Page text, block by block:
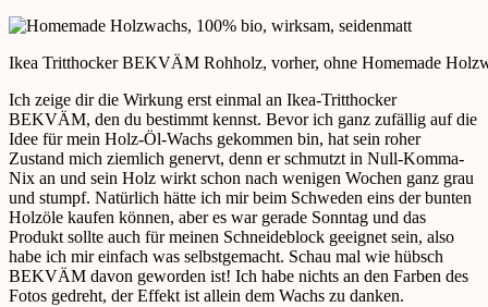
Ikea Tritthocker BEKVÄM Rohholz, vorher, ohne Homemade
Ich zeige dir die Wirkung erst einmal an Ikea-Tritthocker
BEKVÄM, den du bestimmt kennst. Bevor ich ganz zufällig auf die
Idee für mein Holz-Öl-Wachs gekommen bin, hat sein roher
Zustand mich ziemlich genervt, denn er schmutzt in Null-Komma-
Nix an und sein Holz wirkt schon nach wenigen Wochen ganz grau
und stumpf. Natürlich hätte ich mir beim Schweden eins der bunten
Holzöle kaufen können, aber es war gerade Sonntag und das
Produkt sollte auch für meinen Schneideblock geeignet sein, also
habe ich mir einfach was selbstgemacht. Schau mal wie hübsch
BEKVÄM davon geworden ist! Ich habe nichts an den Farben des
Fotos gedreht, der Effekt ist allein dem Wachs zu danken.